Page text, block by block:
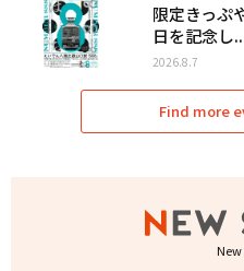
限定きっぷ
日を記念し
2026.8.7
Find more